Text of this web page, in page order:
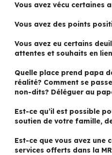
Vous avez vécu certaines
Vous avez des points
Vous avez eu certains
attentes et souhaits en
Quelle place prend papa
réalité? Comment se
non-dits? Déléguer au
Est-ce qu’il est possible
soutien de votre famille,
Est-ce que vous avez une
services offerts dans la